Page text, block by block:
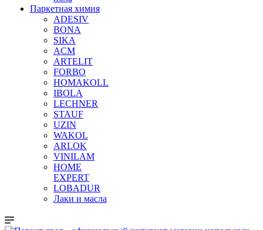
Паркетная химия
ADESIV
BONA
SIKA
ACM
ARTELIT
FORBO
HOMAKOLL
IBOLA
LECHNER
STAUF
UZIN
WAKOL
ARLOK
VINILAM
HOME
EXPERT
LOBADUR
Лаки и масла